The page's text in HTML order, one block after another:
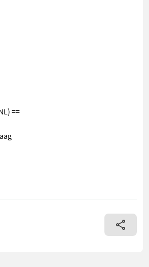
==
== prijs: Prijs op aanvraag Quantity: 1